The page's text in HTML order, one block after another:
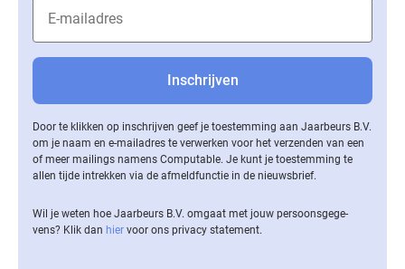
Door te klikken op inschrijven geef je toestemming aan Jaarbeurs B.V.
om je naam en e-mailadres te verwerken voor het verzenden van een
of meer mailings namens Computable. Je kunt je toestemming te
allen tijde intrekken via de af­meld­func­tie in de nieuwsbrief.
Wil je weten hoe Jaarbeurs B.V. omgaat met jouw per­soons­ge­ge­
vens? Klik dan hier voor ons privacy statement.